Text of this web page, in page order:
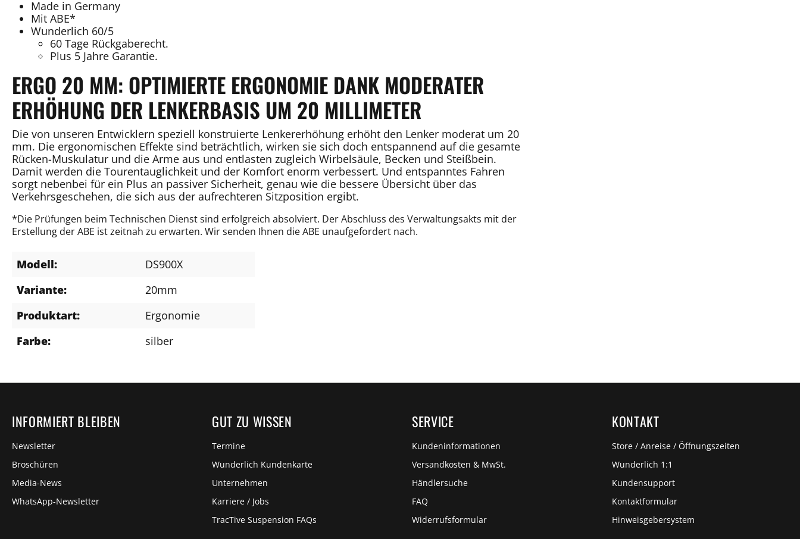
Made in Germany
Mit ABE*
Wunderlich 60/5
60 Tage Rückgaberecht.
Plus 5 Jahre Garantie.
ERGO 20 MM: OPTIMIERTE ERGONOMIE DANK MODERATER
ERHÖHUNG DER LENKERBASIS UM 20 MILLIMETER
Die von unseren Entwicklern speziell konstruierte Lenkererhöhung erhöht den Lenker moderat um 20
mm. Die ergonomischen Effekte sind beträchtlich, wirken sie sich doch entspannend auf die gesamte
Rücken-Muskulatur und die Arme aus und entlasten zugleich Wirbelsäule, Becken und Steißbein.
Damit werden die Tourentauglichkeit und der Komfort enorm verbessert. Und entspanntes Fahren
sorgt nebenbei für ein Plus an passiver Sicherheit, genau wie die bessere Übersicht über das
Verkehrsgeschehen, die sich aus der aufrechteren Sitzposition ergibt.
*Die Prüfungen beim Technischen Dienst sind erfolgreich absolviert. Der Abschluss des Verwaltungsakts mit der
Erstellung der ABE ist zeitnah zu erwarten. Wir senden Ihnen die ABE unaufgefordert nach.
Modell:
DS900X
Variante:
20mm
Produktart:
Ergonomie
Farbe:
silber
INFORMIERT BLEIBEN
Newsletter
Broschüren
Media-News
WhatsApp-Newsletter
GUT ZU WISSEN
Termine
Wunderlich Kundenkarte
Unternehmen
Karriere / Jobs
TracTive Suspension FAQs
SERVICE
Kundeninformationen
Versandkosten & MwSt.
Händlersuche
FAQ
Widerrufsformular
KONTAKT
Store / Anreise / Öffnungszeiten
Wunderlich 1:1
Kundensupport
Kontaktformular
Hinweisgebersystem